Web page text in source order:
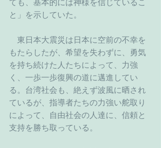
ても、基本的には神様を信じているこ
と」を示していた。
東日本大震災は日本に空前の不幸を
もたらしたが、希望を失わずに、勇気
を持ち続けた人たちによって、力強
く、一歩一歩復興の道に邁進してい
る。台湾社会も、絶えず波風に晒され
ているが、指導者たちの力強い舵取り
によって、自由社会の人達に、信頼と
支持を勝ち取っている。